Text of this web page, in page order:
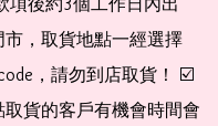
，取貨地點一經選擇
，請勿到店取貨！ ☑️
貨的客戶有機會時間會